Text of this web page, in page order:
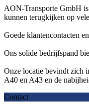
AON-Transporte GmbH
kunnen terugkijken op
Goede klantencontacten
Ons solide bedrijfspand
Onze locatie bevindt zich
A40 en A43 en de
Contact